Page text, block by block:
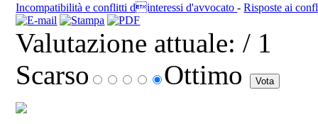
Incompatibilità e conflitti dinteressi d'avvocato-Risposte ai
Valutazione attuale: / 1
Scarso
Ottimo